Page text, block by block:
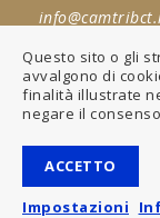
Questo sito o gli
avvalgono di
finalità illustrate
negare il
ACCETTO
Impostazioni